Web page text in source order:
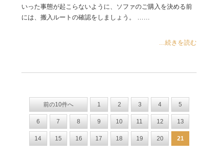
いった事態が起こらないように、ソファのご購入を決める前
には、搬入ルートの確認をしましょう。 ……
...続きを読む
前の10件へ 1 2 3 4 5
6 7 8 9 10 11 12 13
14 15 16 17 18 19 20 21